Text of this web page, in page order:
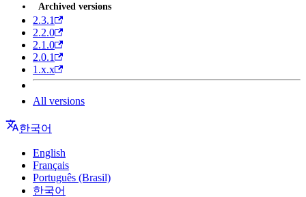
Archived versions
2.3.1
2.2.0
2.1.0
2.0.1
1.x.x
All versions
한국어
English
Français
Português (Brasil)
한국어